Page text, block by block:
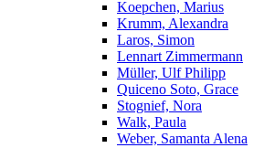
Koepchen, Marius
Krumm, Alexandra
Laros, Simon
Lennart Zimmermann
Müller, Ulf Philipp
Quiceno Soto, Grace
Stognief, Nora
Walk, Paula
Weber, Samanta Alena